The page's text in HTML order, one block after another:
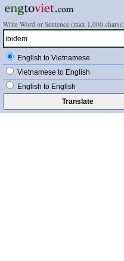
Write Word or Sentence (max 1,000 chars):
English to Vietnamese
Vietnamese to English
English to English